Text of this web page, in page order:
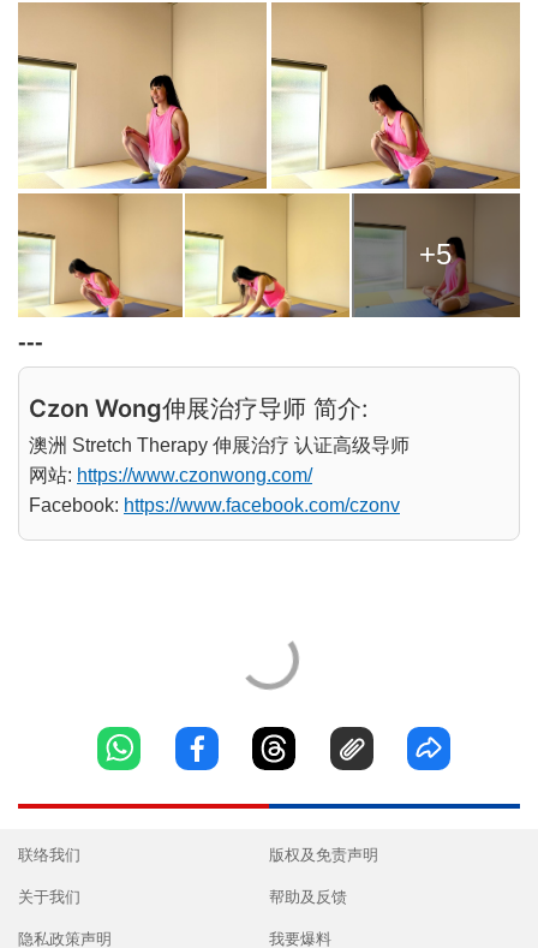
+5
---
Czon Wong伸展治疗导师 简介:
澳洲 Stretch Therapy 伸展治疗 认证高级导师
网站: https://www.czonwong.com/
Facebook: https://www.facebook.com/czonv
联络我们
关于我们
隐私政策声明
版权及免责声明
帮助及反馈
我要爆料